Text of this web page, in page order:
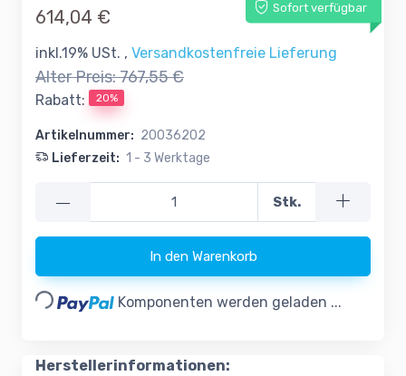
Sofort verfügbar
614,04 €
inkl.19% USt. , Versandkostenfreie Lieferung
Alter Preis:767,55 €
Rabatt: 20%
Artikelnummer: 20036202
Lieferzeit: 1 - 3 Werktage
— Stk.
In den Warenkorb
Loading... Komponenten werden geladen ...
Herstellerinformationen: